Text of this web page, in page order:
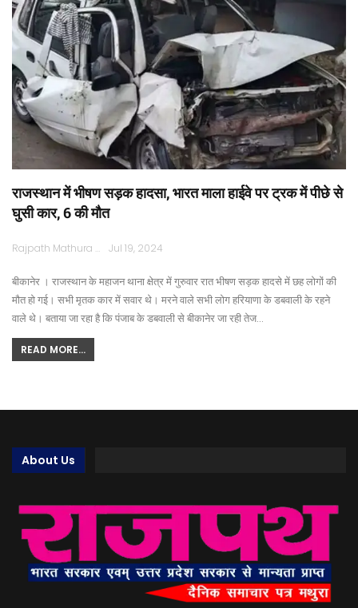
राजस्थान में भीषण सड़क हादसा, भारत माला हाईवे पर ट्रक में पीछे से
घुसी कार, 6 की मौत
Rajpath Mathura Jul 19, 2024
बीकानेर । राजस्थान के महाजन थाना क्षेत्र में गुरुवार रात भीषण सड़क हादसे में छह लोगों की
मौत हो गई। सभी मृतक कार में सवार थे। मरने वाले सभी लोग हरियाणा के डबवाली के रहने
वाले थे। बताया जा रहा है कि पंजाब के डबवाली से बीकानेर जा रही तेज…
READ MORE...
About Us